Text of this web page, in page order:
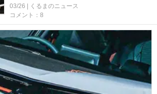
03/26 | くるまのニュース
コメント：8